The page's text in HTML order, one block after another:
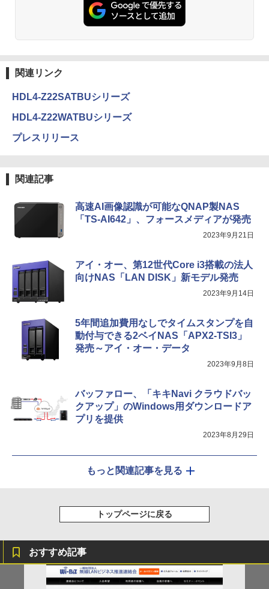
関連リンク
HDL4-Z22SATBUシリーズ
HDL4-Z22WATBUシリーズ
プレスリリース
関連記事
高速AI画像認識が可能なQNAP製NAS
「TS-AI642」、フォースメディアが発売
2023年9月21日
アイ・オー、第12世代Core i3搭載の法人
向けNAS「LAN DISK」新モデル発売
2023年9月14日
5年間追加費用なしでタイムスタンプを自
動付与できる2ベイNAS「APX2-TSI3」
発売～アイ・オー・データ
2023年9月8日
バッファロー、「キキNavi クラウドバッ
クアップ」のWindows用ダウンロードア
プリを提供
2023年8月29日
もっと関連記事を見る
トップページに戻る
おすすめ記事